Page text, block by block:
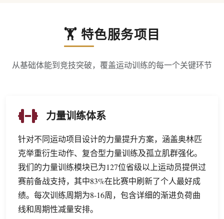
🏋️ 特色服务项目
从基础体能到竞技突破，覆盖运动训练的每一个关键环节
力量训练体系
针对不同运动项目设计的力量提升方案，涵盖奥林匹
克举重衍生动作、复合型力量训练及孤立肌群强化。
我们的力量训练模块已为127位省级以上运动员提供过
赛前备战支持，其中83%在比赛中刷新了个人最好成
绩。每次训练周期为8-16周，包含详细的渐进负荷曲
线和周期性减量安排。